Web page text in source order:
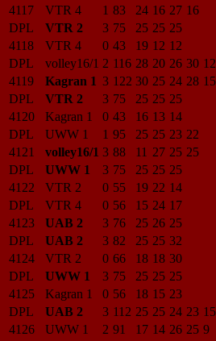
4117
VTR 4 1 83 24 16 27 16
DPL
VTR 2 3 75 25 25 25
4118
VTR 4 0 43 19 12 12
DPL
volley16/1 2 116 28 20 26 30 12
4119
Kagran 1 3 122 30 25 24 28 15
DPL
VTR 2 3 75 25 25 25
4120
Kagran 1 0 43 16 13 14
DPL
UWW 1 1 95 25 25 23 22
4121
volley16/1 3 88 11 27 25 25
DPL
UWW 1 3 75 25 25 25
4122
VTR 2 0 55 19 22 14
DPL
VTR 4 0 56 15 24 17
4123
UAB 2 3 76 25 26 25
DPL
UAB 2 3 82 25 25 32
4124
VTR 2 0 66 18 18 30
DPL
UWW 1 3 75 25 25 25
4125
Kagran 1 0 56 18 15 23
DPL
UAB 2 3 112 25 25 24 23 15
4126
UWW 1 2 91 17 14 26 25 9